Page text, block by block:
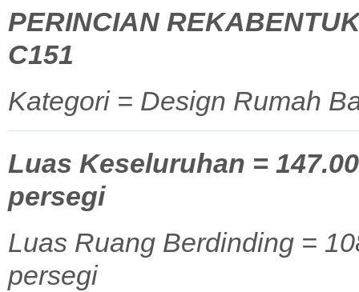
PERINCIAN
C151
Kategori = Design Rumah
Luas Keseluruhan =
persegi
Luas Ruang Berdinding =
persegi